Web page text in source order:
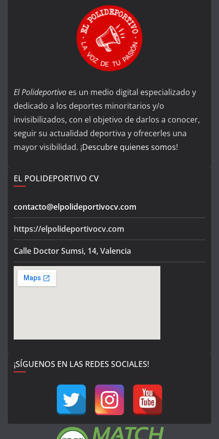
El Polideportivo es un medio digital especializado y
dedicado a los deportes minoritarios y/o
invisibilizados, con el objetivo de darlos a conocer,
seguir su actualidad deportiva y ofrecerles una
mayor visibilidad. ¡Descubre quienes somos!
EL POLIDEPORTIVO CV
contacto@elpolideportivocv.com
https://elpolideportivocv.com
Calle Doctor Sumsi, 14, Valencia
¡SÍGUENOS EN LAS REDES SOCIALES!